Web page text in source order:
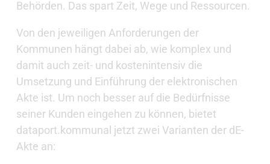
Behörden. Das spart Zeit, Wege und Ressourcen.
Von den jeweiligen Anforderungen der
Kommunen hängt dabei ab, wie komplex und
damit auch zeit- und kostenintensiv die
Umsetzung und Einführung der elektronischen
Akte ist. Um noch besser auf die Bedürfnisse
seiner Kunden eingehen zu können, bietet
dataport.kommunal jetzt zwei Varianten der dE-
Akte an: